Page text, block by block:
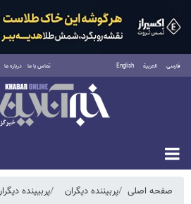
فارسی العربية English تماس با ما درباره ما
شنبه ۱۷ مرداد ۱۴۰۵
صفحه اصلی پربیننده دیگران پربیینده